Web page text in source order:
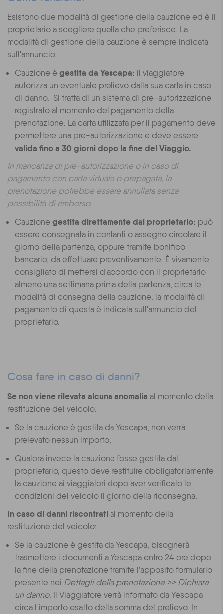
Esistono due modalità di gestione della cauzione ed è il
proprietario a scegliere quella che preferisce. La
modalità di gestione della cauzione è sempre indicata
sull'annuncio.
Cauzione è gestita da Yescapa: il viaggiatore
autorizza un eventuale prelievo dalla sua carta in caso
di danno. Si tratta di un sistema di pre-autorizzazione
registrato al momento del pagamento della
prenotazione. La carta utilizzata per il pagamento deve
permettere una pre-autorizzazione e deve essere
valida fino a 30 giorni dopo la fine del Viaggio.
In mancanza di pre-autorizzazione o in caso di
pagamento con carta virtuale o prepagata, la
prenotazione potrebbe essere annullata senza
possibilità di rimborso.
Cauzione gestita direttamente dal proprietario: può
essere consegnata in contanti o assegno circolare il
giorno della partenza, oppure tramite bonifico
bancario, da effettuare preventivamente. È vivamente
consigliato di mettersi d'accordo con il proprietario
almeno una settimana prima della partenza, circa le
modalità di consegna della cauzione: la modalità di
pagamento di questa è indicata sull'annuncio del
proprietario.
Cosa fare in caso di danni?
Se non viene rilevata alcuna anomalia al momento della
restituzione del veicolo:
Se la cauzione è gestita da Yescapa, non verrà
prelevato nessun importo;
Qualora invece la cauzione fosse gestita dal
proprietario, questo deve restituire obbligatoriamente
la cauzione ai viaggiatori dopo aver verificato le
condizioni del veicolo il giorno della riconsegna.
In caso di danni riscontrati al momento della
restituzione del veicolo:
Se la cauzione è gestita da Yescapa, bisognerà
trasmettere i documenti a Yescapa entro 24 ore dopo
la fine della prenotazione tramite l’apposito formulario
presente nei Dettagli della prenotazione >> Dichiara
un danno. Il Viaggiatore verrà informato da Yescapa
circa l’importo esatto della somma del prelievo. In